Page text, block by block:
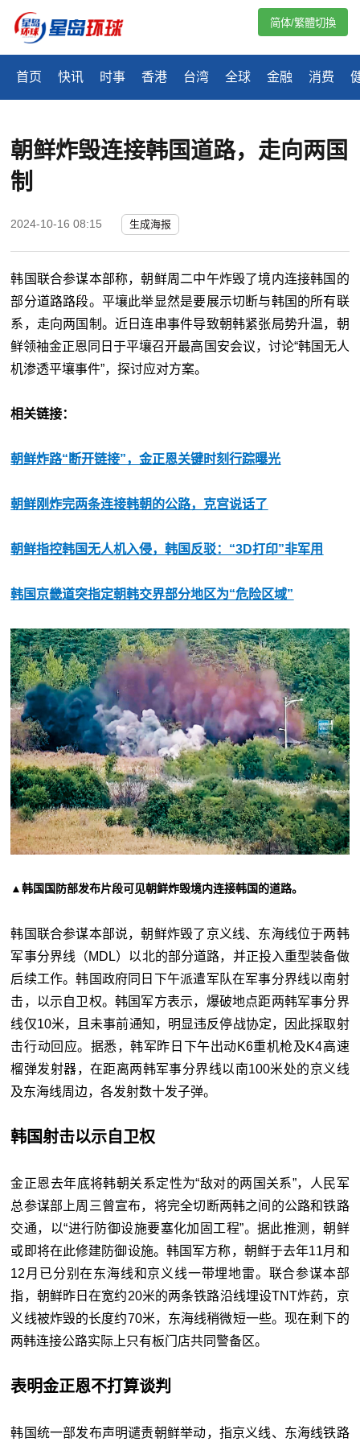
首页 快讯 时事 香港 台湾 全球 金融 消费
简体/繁體切換
朝鲜炸毁连接韩国道路，走向两国
制
2024-10-16 08:15 生成海报
韩国联合参谋本部称，朝鲜周二中午炸毁了境内连接韩国的
部分道路路段。平壤此举显然是要展示切断与韩国的所有联
系，走向两国制。近日连串事件导致朝韩紧张局势升温，朝
鲜领袖金正恩同日于平壤召开最高国安会议，讨论“韩国无人
机渗透平壤事件”，探讨应对方案。
相关链接：
朝鲜炸路“断开链接”，金正恩关键时刻行踪曝光
朝鲜刚炸完两条连接韩朝的公路，克宫说话了
朝鲜指控韩国无人机入侵，韩国反驳：“3D打印”非军用
韩国京畿道突指定朝韩交界部分地区为“危险区域”
▲韩国国防部发布片段可见朝鲜炸毁境内连接韩国的道路。
韩国联合参谋本部说，朝鲜炸毁了京义线、东海线位于两韩
军事分界线（MDL）以北的部分道路，并正投入重型装备做
后续工作。韩国政府同日下午派遣军队在军事分界线以南射
击，以示自卫权。韩国军方表示，爆破地点距两韩军事分界
线仅10米，且未事前通知，明显违反停战协定，因此採取射
击行动回应。据悉，韩军昨日下午出动K6重机枪及K4高速
榴弹发射器，在距离两韩军事分界线以南100米处的京义线
及东海线周边，各发射数十发子弹。
韩国射击以示自卫权
金正恩去年底将韩朝关系定性为“敌对的两国关系”，人民军
总参谋部上周三曾宣布，将完全切断两韩之间的公路和铁路
交通，以“进行防御设施要塞化加固工程”。据此推测，朝鲜
或即将在此修建防御设施。韩国军方称，朝鲜于去年11月和
12月已分别在东海线和京义线一带埋地雷。联合参谋本部
指，朝鲜昨日在宽约20米的两条铁路沿线埋设TNT炸药，京
义线被炸毁的长度约70米，东海线稍微短一些。现在剩下的
两韩连接公路实际上只有板门店共同警备区。
表明金正恩不打算谈判
韩国统一部发布声明谴责朝鲜举动，指京义线、东海线铁路